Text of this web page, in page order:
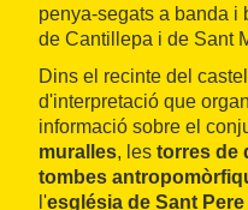
penya-segats a banda i
de Cantillepa i de Sant
Dins el recinte del
d'interpretació que
informació sobre el
muralles, les torres de
tombes
l'església de Sant Pere